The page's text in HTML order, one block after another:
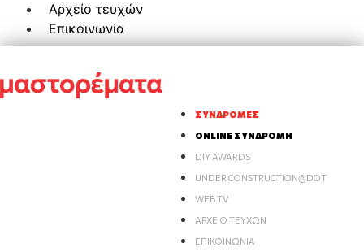
Αρχείο τευχών
Επικοινωνία
ΣΥΝΔΡΟΜΈΣ
ONLINE ΣΥΝΔΡΟΜΉ
DIY AWARDS
UNDER CONSTRUCTION@DOT
WEB TV
ΑΡΧΕΊΟ ΤΕΥΧΏΝ
ΕΠΙΚΟΙΝΩΝΊΑ